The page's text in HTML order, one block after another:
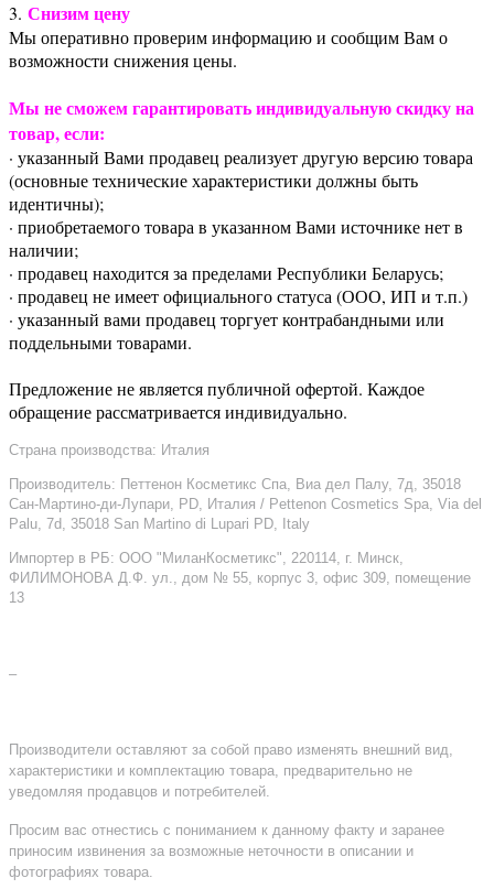
3. Снизим цену
Мы оперативно проверим информацию и сообщим Вам о
возможности снижения цены.
Мы не сможем гарантировать индивидуальную скидку на
товар, если:
· указанный Вами продавец реализует другую версию товара
(основные технические характеристики должны быть
идентичны);
· приобретаемого товара в указанном Вами источнике нет в
наличии;
· продавец находится за пределами Республики Беларусь;
· продавец не имеет официального статуса (ООО, ИП и т.п.)
· указанный вами продавец торгует контрабандными или
поддельными товарами.
Предложение не является публичной офертой. Каждое
обращение рассматривается индивидуально.
Страна производства: Италия
Производитель: Петтенон Косметикс Спа, Виа дел Палу, 7д, 35018
Сан-Мартино-ди-Лупари, PD, Италия / Pettenon Cosmetics Spa, Via del
Palu, 7d, 35018 San Martino di Lupari PD, Italy
Импортер в РБ: ООО "МиланКосметикс", 220114, г. Минск,
ФИЛИМОНОВА Д.Ф. ул., дом № 55, корпус 3, офис 309, помещение
13
–
Производители оставляют за собой право изменять внешний вид,
характеристики и комплектацию товара, предварительно не
уведомляя продавцов и потребителей.
Просим вас отнестись с пониманием к данному факту и заранее
приносим извинения за возможные неточности в описании и
фотографиях товара.